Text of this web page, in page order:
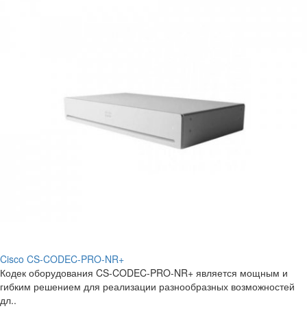
Cisco CS-CODEC-PRO-NR+
Кодек оборудования CS-CODEC-PRO-NR+ является мощным и
гибким решением для реализации разнообразных возможностей
дл..